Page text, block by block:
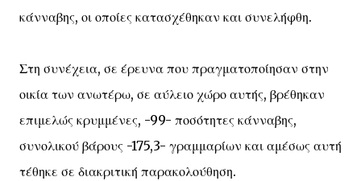
κάνναβης, οι οποίες κατασχέθηκαν και συνελήφθη.
Στη συνέχεια, σε έρευνα που πραγματοποίησαν στην
οικία των ανωτέρω, σε αύλειο χώρο αυτής, βρέθηκαν
επιμελώς κρυμμένες, -99- ποσότητες κάνναβης,
συνολικού βάρους -175,3- γραμμαρίων και αμέσως αυτή
τέθηκε σε διακριτική παρακολούθηση.